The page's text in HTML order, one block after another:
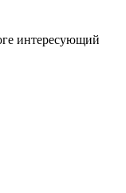
интересующий